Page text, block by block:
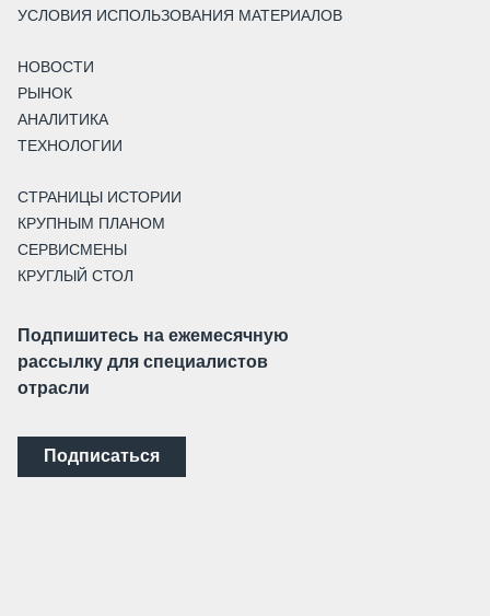
УСЛОВИЯ ИСПОЛЬЗОВАНИЯ МАТЕРИАЛОВ
НОВОСТИ
РЫНОК
АНАЛИТИКА
ТЕХНОЛОГИИ
СТРАНИЦЫ ИСТОРИИ
КРУПНЫМ ПЛАНОМ
СЕРВИСМЕНЫ
КРУГЛЫЙ СТОЛ
Подпишитесь на ежемесячную
рассылку для специалистов
отрасли
Подписаться